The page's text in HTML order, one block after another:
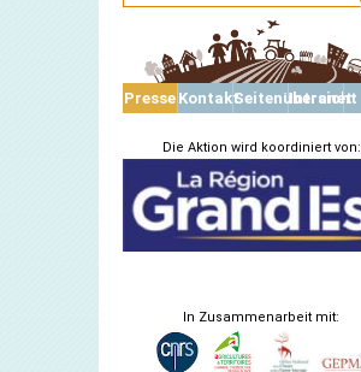
Presse KontaktSeitenübersicht
Intranet
Die Aktion wird koordiniert von:
In Zusammenarbeit mit: